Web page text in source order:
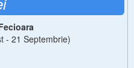
- 21 Septembrie)